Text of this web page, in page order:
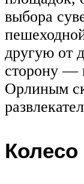
выбора
другую от
сторону —
Орлиным